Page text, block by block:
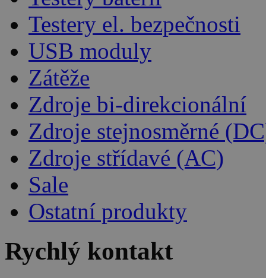
Testery el. bezpečnosti
USB moduly
Zátěže
Zdroje bi-direkcionální
Zdroje stejnosměrné
Zdroje střídavé (AC)
Sale
Ostatní produkty
Rychlý kontakt